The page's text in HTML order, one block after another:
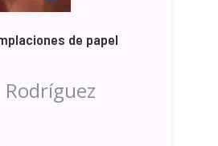
de papel
Rodríguez